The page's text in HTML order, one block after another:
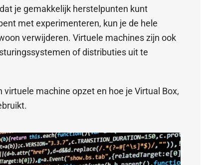
je gemakkelijk herstelpunten kunt
met experimenteren, kun je de hele
verwijderen. Virtuele machines zijn ook
of distributies uit te
virtuele machine opzet en hoe je Virtual Box,